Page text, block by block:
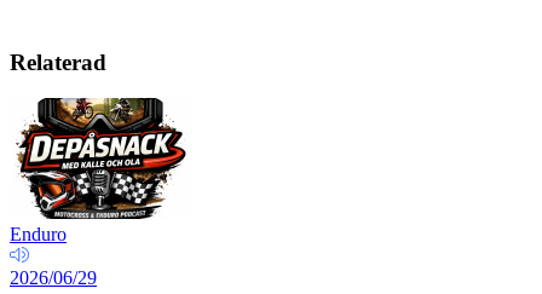
Relaterad
Enduro
2026/06/29